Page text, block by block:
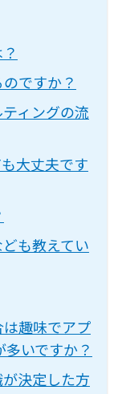
ですか？
ィングの流
大丈夫です
も教えてい
趣味でアプ
いですか？
決定した方